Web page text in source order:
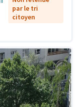
par le tri
citoyen